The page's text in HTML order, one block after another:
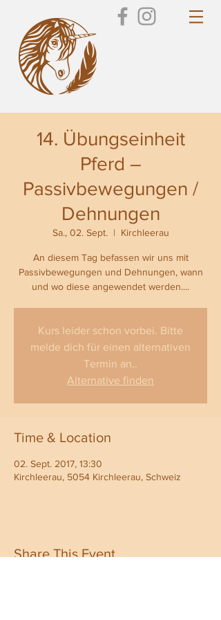
14. Übungseinheit
Pferd –
Passivbewegungen /
Dehnungen
Sa., 02. Sept.
  |
Kirchleerau
An diesem Tag befassen wir uns mit
Passivbewegungen und Dehnungen, wann
und wo diese angewendet werden....
Kurs leider schon vorbei. Bitte
melde dich für einen alternativen
Termin an..
Alternative finden
Time & Location
02. Sept. 2017, 13:30
Kirchleerau, 5054 Kirchleerau, Schweiz
Share This Event